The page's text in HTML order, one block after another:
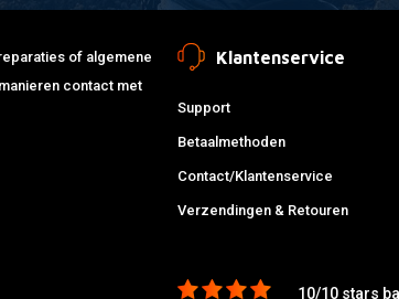
of algemene
contact met
Klantenservice
Support
Betaalmethoden
Contact/Klantenservice
Verzendingen & Retouren
10/10 stars